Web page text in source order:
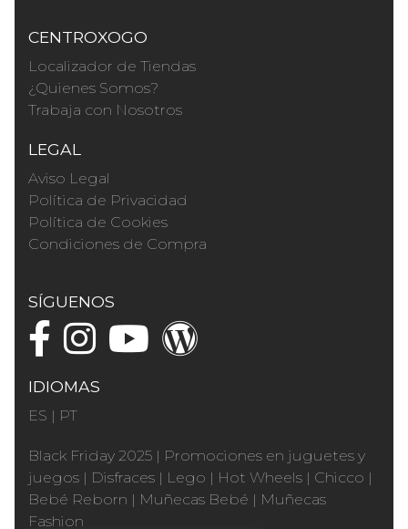
CENTROXOGO
Localizador de Tiendas
¿Quienes Somos?
Trabaja con Nosotros
LEGAL
Aviso Legal
Política de Privacidad
Política de Cookies
Condiciones de Compra
SÍGUENOS
IDIOMAS
ES | PT
Black Friday 2025 | Promociones en juguetes y
juegos | Disfraces | Lego | Hot Wheels | Chicco |
Bebé Reborn | Muñecas Bebé | Muñecas
Fashion